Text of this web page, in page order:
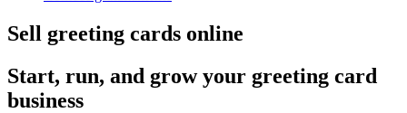
Sell greeting cards online
Start, run, and grow your greeting card
business